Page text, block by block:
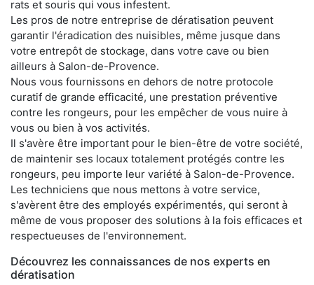
rats et souris qui vous infestent.
Les pros de notre entreprise de dératisation peuvent
garantir l'éradication des nuisibles, même jusque dans
votre entrepôt de stockage, dans votre cave ou bien
ailleurs à Salon-de-Provence.
Nous vous fournissons en dehors de notre protocole
curatif de grande efficacité, une prestation préventive
contre les rongeurs, pour les empêcher de vous nuire à
vous ou bien à vos activités.
Il s'avère être important pour le bien-être de votre société,
de maintenir ses locaux totalement protégés contre les
rongeurs, peu importe leur variété à Salon-de-Provence.
Les techniciens que nous mettons à votre service,
s'avèrent être des employés expérimentés, qui seront à
même de vous proposer des solutions à la fois efficaces et
respectueuses de l'environnement.
Découvrez les connaissances de nos experts en
dératisation